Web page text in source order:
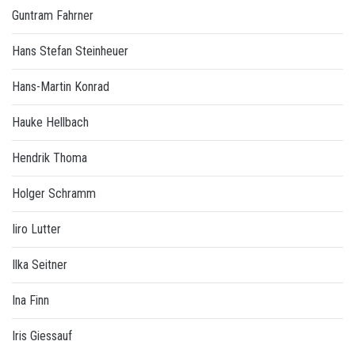
Guntram Fahrner
Hans Stefan Steinheuer
Hans-Martin Konrad
Hauke Hellbach
Hendrik Thoma
Holger Schramm
Iiro Lutter
Ilka Seitner
Ina Finn
Iris Giessauf